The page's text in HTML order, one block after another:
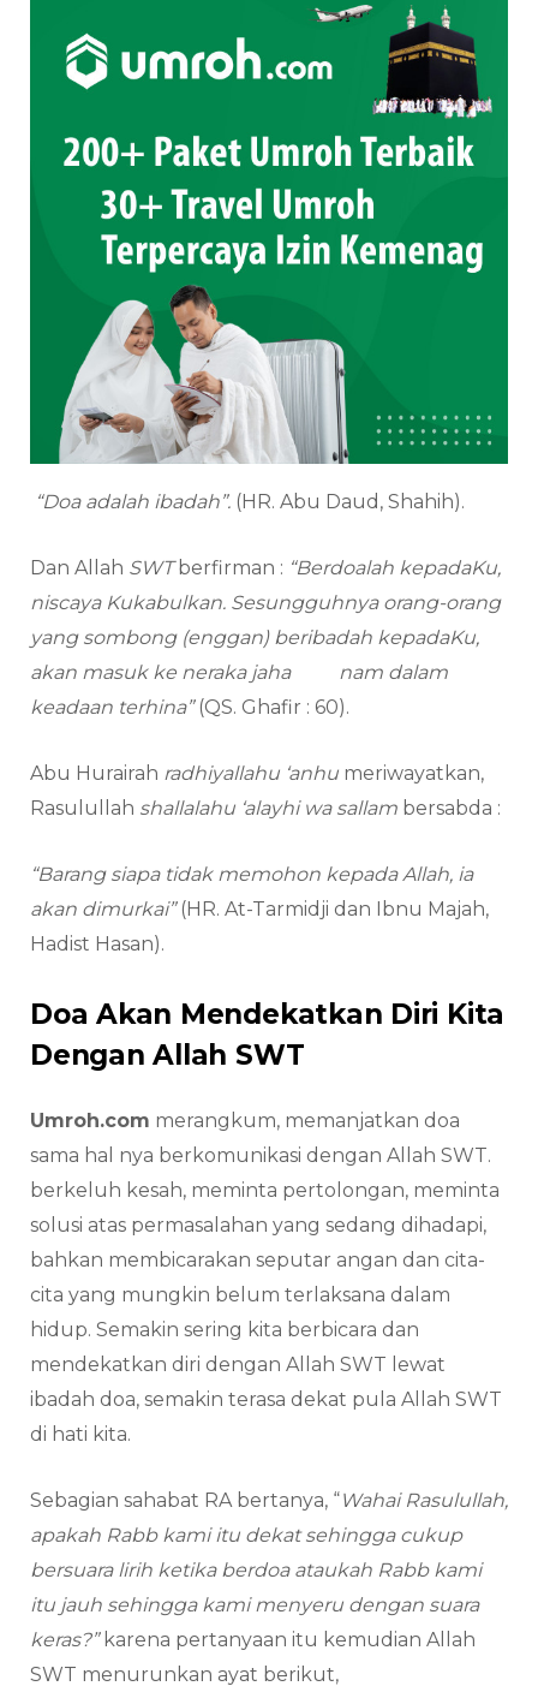
“Doa adalah ibadah”. (HR. Abu Daud, Shahih).
Dan Allah SWTberfirman : “Berdoalah kepadaKu,
niscaya Kukabulkan. Sesungguhnya orang-orang
yang sombong (enggan) beribadah kepadaKu,
akan masuk ke neraka jaha nam dalam
keadaan terhina” (QS. Ghafir : 60).
Abu Hurairah radhiyallahu ‘anhu meriwayatkan,
Rasulullah shallalahu ‘alayhi wa sallam bersabda :
“Barang siapa tidak memohon kepada Allah, ia
akan dimurkai” (HR. At-Tarmidji dan Ibnu Majah,
Hadist Hasan).
Doa Akan Mendekatkan Diri Kita
Dengan Allah SWT
Umroh.com merangkum, memanjatkan doa
sama hal nya berkomunikasi dengan Allah SWT.
berkeluh kesah, meminta pertolongan, meminta
solusi atas permasalahan yang sedang dihadapi,
bahkan membicarakan seputar angan dan cita-
cita yang mungkin belum terlaksana dalam
hidup. Semakin sering kita berbicara dan
mendekatkan diri dengan Allah SWT lewat
ibadah doa, semakin terasa dekat pula Allah SWT
di hati kita.
Sebagian sahabat RA bertanya, “Wahai Rasulullah,
apakah Rabb kami itu dekat sehingga cukup
bersuara lirih ketika berdoa ataukah Rabb kami
itu jauh sehingga kami menyeru dengan suara
keras?” karena pertanyaan itu kemudian Allah
SWT menurunkan ayat berikut,